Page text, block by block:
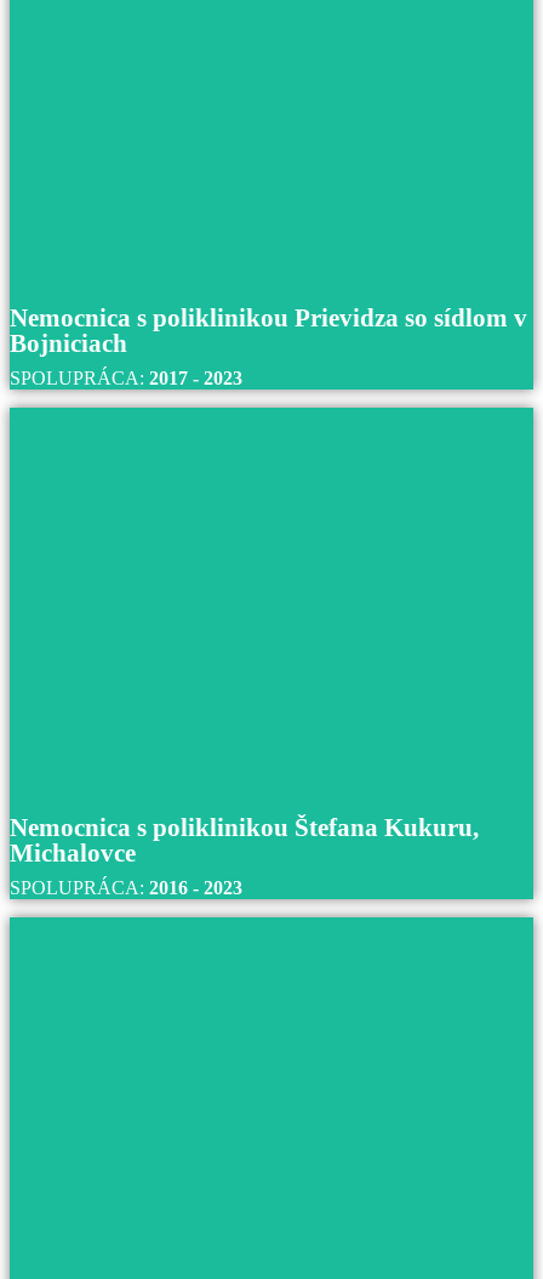
Nemocnica s poliklinikou Prievidza so sídlom v
Bojniciach
SPOLUPRÁCA: 2017 - 2023
Nemocnica s poliklinikou Štefana Kukuru,
Michalovce
SPOLUPRÁCA: 2016 - 2023